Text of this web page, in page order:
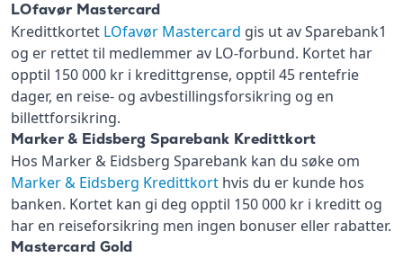
LOfavør Mastercard
Kredittkortet LOfavør Mastercard gis ut av Sparebank1
og er rettet til medlemmer av LO-forbund. Kortet har
opptil 150 000 kr i kredittgrense, opptil 45 rentefrie
dager, en reise- og avbestillingsforsikring og en
billettforsikring.
Marker & Eidsberg Sparebank Kredittkort
Hos Marker & Eidsberg Sparebank kan du søke om
Marker & Eidsberg Kredittkort hvis du er kunde hos
banken. Kortet kan gi deg opptil 150 000 kr i kreditt og
har en reiseforsikring men ingen bonuser eller rabatter.
Mastercard Gold